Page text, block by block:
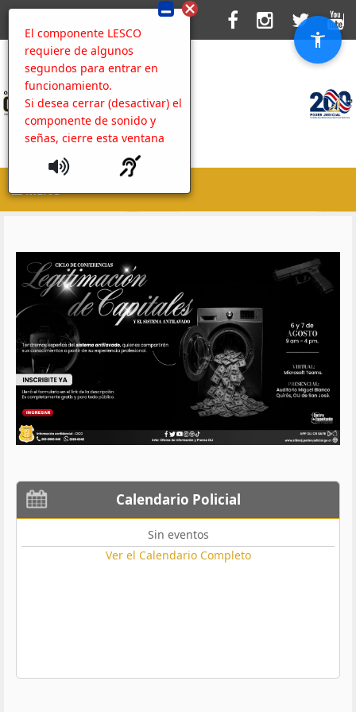
El componente LESCO
requiere de algunos
segundos para entrar en
funcionamiento.
Si desea cerrar (desactivar) el
componente de sonido y
señas, cierre esta ventana
MENU
Calendario Policial
Sin eventos
Ver el Calendario Completo